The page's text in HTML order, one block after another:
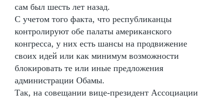
сам был шесть лет назад.
С учетом того факта, что республиканцы
контролируют обе палаты американского
конгресса, у них есть шансы на продвижение
своих идей или как минимум возможности
блокировать те или иные предложения
администрации Обамы.
Так, на совещании вице-президент Ассоциации